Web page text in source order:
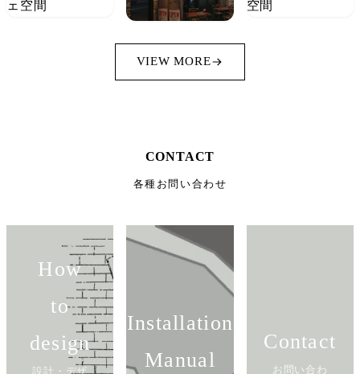
VIEW MORE
CONTACT
各種お問い合わせ
How
to
design
設計・デザ
Installation
Manual
Contact
お問い合わ